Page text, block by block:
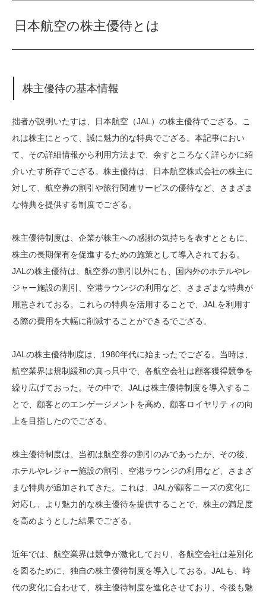
日本航空の株主優待とは
株主優待の基本情報
拙者が説明いたすは、日本航空（JAL）の株主優待でござる。こ
れは株主にとって、誠に魅力的な特典でござる。本記事におい
て、その詳細情報から利用方法まで、余すところなく詳らかに紹
介いたす所存でござる。株主優待は、日本航空株式会社の株主に
対して、航空券の割引や旅行関連サービスの優待など、さまざま
な特典を提供する制度でござる。
株主優待制度は、企業が株主への感謝の気持ちを表すとともに、
株主の長期保有を促進するための施策として導入されておる。
JALの株主優待は、航空券の割引以外にも、国内外のホテルやレ
ジャー施設の割引、空港ラウンジの利用など、さまざまな特典が
用意されておる。これらの特典を活用することで、JALを利用す
る際の費用を大幅に削減することができるでござる。
JALの株主優待制度は、1980年代に始まったでござる。当時は、
航空業界は規制緩和の真っ只中で、各航空会社は顧客獲得競争を
繰り広げておった。その中で、JALは株主優待制度を導入するこ
とで、顧客とのエンゲージメントを高め、顧客ロイヤリティの向
上を目指したのでござる。
株主優待制度は、当初は航空券の割引のみであったが、その後、
ホテルやレジャー施設の割引、空港ラウンジの利用など、さまざ
まな特典が追加されてきた。これは、JALが顧客ニーズの変化に
対応し、より魅力的な株主優待を提供することで、株主の満足度
を高めようとした結果でござる。
近年では、航空業界は競争が激化しており、各航空会社は差別化
を図るために、独自の株主優待制度を導入しておる。JALも、時
代の変化に合わせて、株主優待制度を進化させており、今後も魅